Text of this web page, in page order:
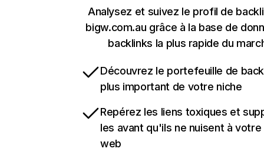
Analysez et suivez le profil de
bigw.com.au grâce à la base de
backlinks la plus rapide du
Découvrez le portefeuille de
plus important de votre niche
Repérez les liens toxiques et
les avant qu'ils ne nuisent à
web